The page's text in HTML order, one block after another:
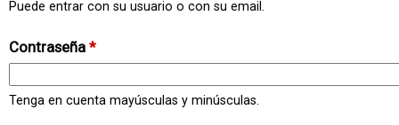
Puede entrar con su usuario o con su email.
Contraseña *
Tenga en cuenta mayúsculas y minúsculas.